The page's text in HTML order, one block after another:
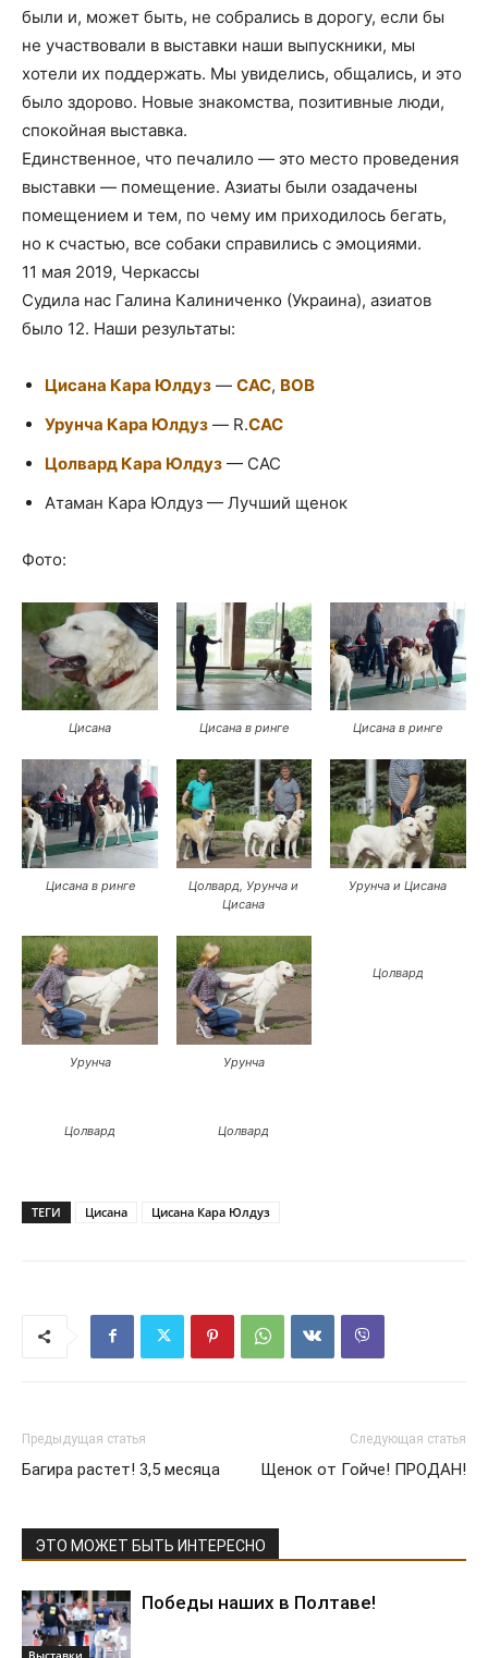
были и, может быть, не собрались в дорогу, если бы
не участвовали в выставки наши выпускники, мы
хотели их поддержать. Мы увиделись, общались, и это
было здорово. Новые знакомства, позитивные люди,
спокойная выставка.
Единственное, что печалило — это место проведения
выставки — помещение. Азиаты были озадачены
помещением и тем, по чему им приходилось бегать,
но к счастью, все собаки справились с эмоциями.
11 мая 2019, Черкассы
Судила нас Галина Калиниченко (Украина), азиатов
было 12. Наши результаты:
Цисана Кара Юлдуз — САС, ВОВ
Урунча Кара Юлдуз — R.CAC
Цолвард Кара Юлдуз — САС
Атаман Кара Юлдуз — Лучший щенок
Фото:
Цисана Цисана в ринге Цисана в ринге
Цисана в ринге
Цолвард, Урунча и
Цисана
Урунча и Цисана
Урунча Урунча
Цолвард
Цолвард Цолвард
ТЕГИ Цисана Цисана Кара Юлдуз
Предыдущая статья
Багира растет! 3,5 месяца
Следующая статья
Щенок от Гойче! ПРОДАН!
ЭТО МОЖЕТ БЫТЬ ИНТЕРЕСНО
Победы наших в Полтаве!